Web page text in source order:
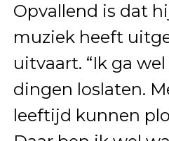
Opvallend is dat
muziek heeft
uitvaart. “Ik ga
dingen loslaten.
leeftijd kunnen